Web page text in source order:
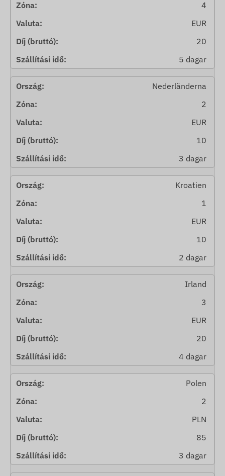
4
EUR
20
5 dagar
Nederländerna
2
EUR
10
3 dagar
Kroatien
1
EUR
10
2 dagar
Irland
3
EUR
20
4 dagar
Polen
2
PLN
85
3 dagar